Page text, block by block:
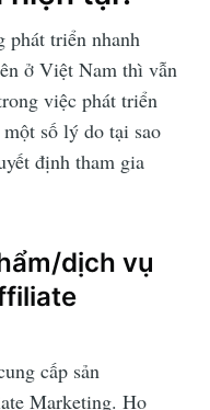
triển nhanh
ở Việt Nam thì vẫn
việc phát triển
số lý do tại sao
định tham gia
dịch vụ
cấp sản
Marketing. Họ